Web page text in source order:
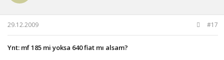
29.12.2009 #17
Ynt: mf 185 mi yoksa 640 fiat mı alsam?